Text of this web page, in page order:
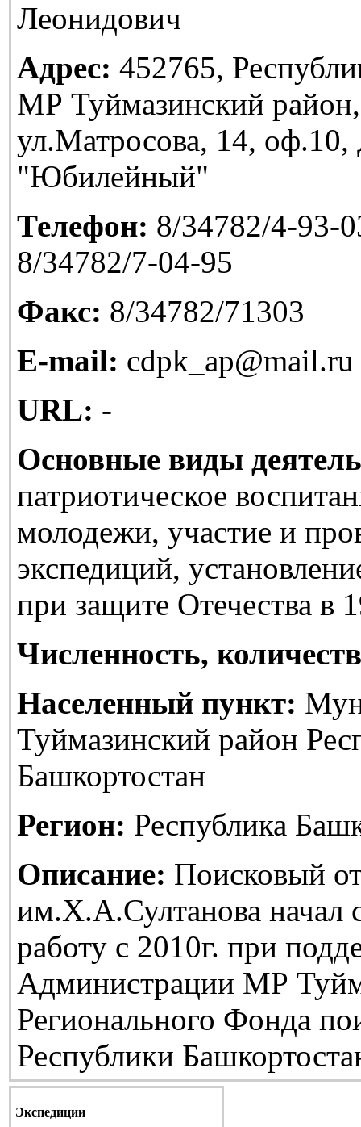
Леонидович
Адрес: 452765,
МР Туймазинский
ул.Матросова, 14,
"Юбилейный"
Телефон: 8/34782/4-93-
8/34782/7-04-95
Факс: 8/34782/71303
E-mail: cdpk_ap@mail.ru
URL: -
Основные виды
патриотическое
молодежи, участие и
экспедиций,
при защите Отечества в
Численность,
Населенный пункт:
Туймазинский район
Башкортостан
Регион: Республика
Описание: Поисковый
им.Х.А.Султанова начал
работу с 2010г. при
Администрации МР
Регионального Фонда
Республики
Экспедиции